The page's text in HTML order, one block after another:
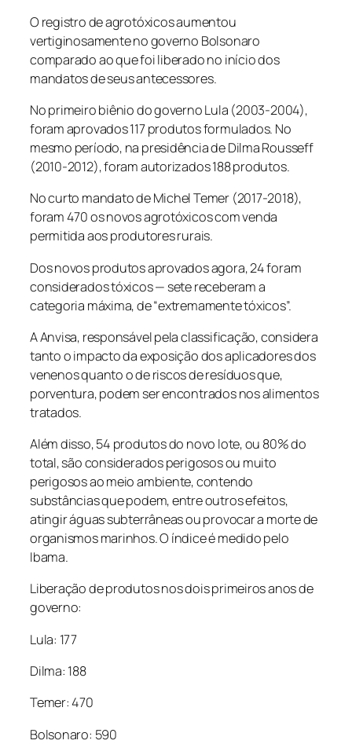
O registro de agrotóxicos aumentou
vertiginosamente no governo Bolsonaro
comparado ao que foi liberado no início dos
mandatos de seus antecessores.
No primeiro biênio do governo Lula (2003-2004),
foram aprovados 117 produtos formulados. No
mesmo período, na presidência de Dilma Rousseff
(2010-2012), foram autorizados 188 produtos.
No curto mandato de Michel Temer (2017-2018),
foram 470 os novos agrotóxicos com venda
permitida aos produtores rurais.
Dos novos produtos aprovados agora, 24 foram
considerados tóxicos — sete receberam a
categoria máxima, de “extremamente tóxicos”.
A Anvisa, responsável pela classificação, considera
tanto o impacto da exposição dos aplicadores dos
venenos quanto o de riscos de resíduos que,
porventura, podem ser encontrados nos alimentos
tratados.
Além disso, 54 produtos do novo lote, ou 80% do
total, são considerados perigosos ou muito
perigosos ao meio ambiente, contendo
substâncias que podem, entre outros efeitos,
atingir águas subterrâneas ou provocar a morte de
organismos marinhos. O índice é medido pelo
Ibama.
Liberação de produtos nos dois primeiros anos de
governo:
Lula: 177
Dilma: 188
Temer: 470
Bolsonaro: 590